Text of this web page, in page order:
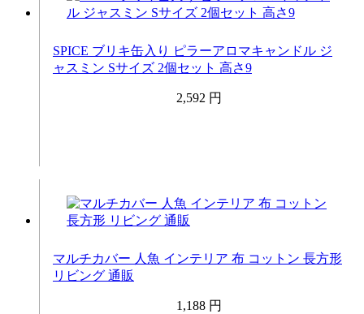
SPICE ブリキ缶入り ピラーアロマキャンドル ジ
ャスミン Sサイズ 2個セット 高さ9
2,592 円
マルチカバー 人魚 インテリア 布 コットン 長方形
リビング 通販
1,188 円